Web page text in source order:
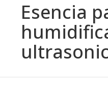
Esencia